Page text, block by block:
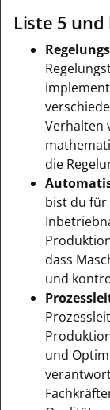
Liste 5
Verhalten
die
bist du für
dass
und
und